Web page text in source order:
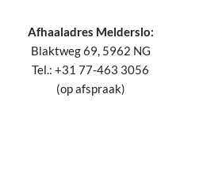
Afhaaladres Melderslo:
Blaktweg 69, 5962 NG
Tel.: +31 77-463 3056
(op afspraak)